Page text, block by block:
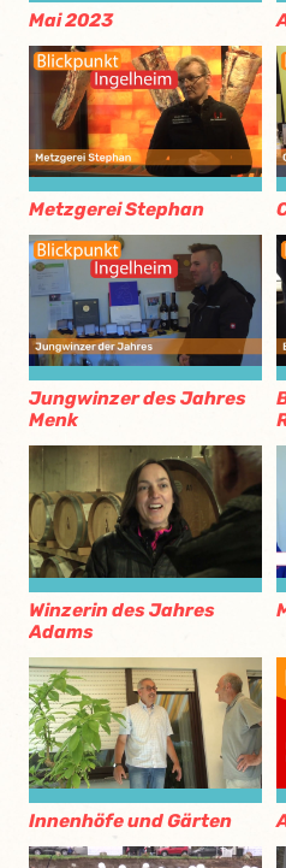
Mai 2023
Metzgerei Stephan
Jungwinzer des Jahres
Menk
Winzerin des Jahres
Adams
Innenhöfe und Gärten